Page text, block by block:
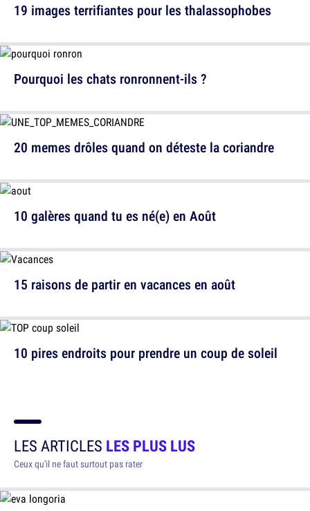
19 images terrifiantes pour les thalassophobes
20 memes drôles quand on déteste la coriandre
15 raisons de partir en vacances en août
Pourquoi les chats ronronnent-ils ?
10 galères quand tu es né(e) en Août
10 pires endroits pour prendre un coup de soleil
LES ARTICLES LES PLUS LUS
Ceux qu'il ne faut surtout pas rater